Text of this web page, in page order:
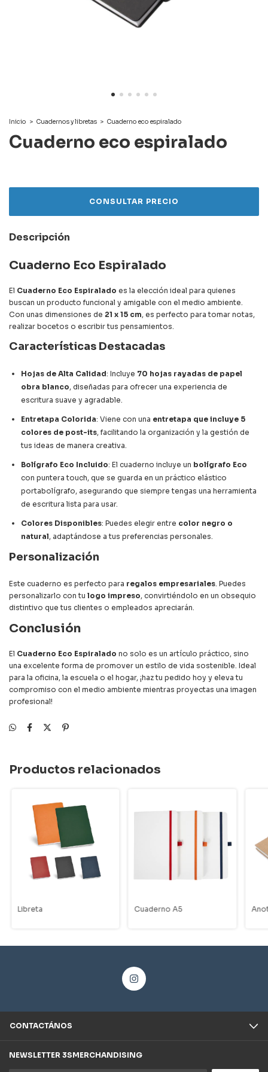
Inicio > Cuadernos y libretas > Cuaderno eco espiralado
Cuaderno eco espiralado
Descripción
Cuaderno Eco Espiralado
El Cuaderno Eco Espiralado es la elección ideal para quienes
buscan un producto funcional y amigable con el medio ambiente.
Con unas dimensiones de 21 x 15 cm, es perfecto para tomar notas,
realizar bocetos o escribir tus pensamientos.
Características Destacadas
Hojas de Alta Calidad: Incluye 70 hojas rayadas de papel
obra blanco, diseñadas para ofrecer una experiencia de
escritura suave y agradable.
Entretapa Colorida: Viene con una entretapa que incluye 5
colores de post-its, facilitando la organización y la gestión de
tus ideas de manera creativa.
Bolígrafo Eco Incluido: El cuaderno incluye un bolígrafo Eco
con puntera touch, que se guarda en un práctico elástico
portabolígrafo, asegurando que siempre tengas una herramienta
de escritura lista para usar.
Colores Disponibles: Puedes elegir entre color negro o
natural, adaptándose a tus preferencias personales.
Personalización
Este cuaderno es perfecto para regalos empresariales . Puedes
personalizarlo con tu logo impreso, convirtiéndolo en un obsequio
distintivo que tus clientes o empleados apreciarán.
Conclusión
El Cuaderno Eco Espiralado no solo es un artículo práctico, sino
una excelente forma de promover un estilo de vida sostenible. Ideal
para la oficina, la escuela o el hogar, ¡haz tu pedido hoy y eleva tu
compromiso con el medio ambiente mientras proyectas una imagen
profesional!
Productos relacionados
Libreta Cuaderno A5
CONTACTÁNOS
NEWSLETTER 3SMERCHANDISING